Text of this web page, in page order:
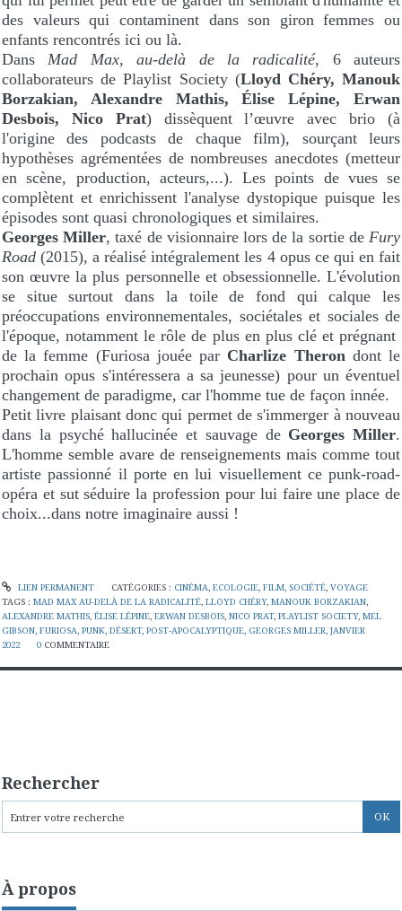
des valeurs qui contaminent dans son giron femmes ou
enfants rencontrés ici ou là.
DansMad Max, au-delà de la radicalité, 6 auteurs
collaborateurs de Playlist Society (Lloyd Chéry, Manouk
Borzakian, Alexandre Mathis, Élise Lépine, Erwan
Desbois, Nico Prat) dissèquent l’œuvre avec brio (à
l'origine des podcasts de chaque film), sourçant leurs
hypothèses agrémentées de nombreuses anecdotes (metteur
en scène, production, acteurs,...). Les points de vues se
complètent et enrichissent l'analyse dystopique puisque les
épisodes sont quasi chronologiques et similaires.
Georges Miller, taxé de visionnaire lors de la sortie deFury
Road (2015), a réalisé intégralement les 4 opus ce qui en fait
son œuvre la plus personnelle et obsessionnelle. L'évolution
se situe surtout dans la toile de fond qui calque les
préoccupations environnementales, sociétales et sociales de
l'époque, notamment le rôle de plus en plus clé et prégnant
de la femme (Furiosa jouée par Charlize Therondont le
prochain opus s'intéressera a sa jeunesse) pour un éventuel
changement de paradigme, car l'homme tue de façon innée.
Petit livre plaisant donc qui permet de s'immerger à nouveau
dans la psyché hallucinée et sauvage de Georges Miller.
L'homme semble avare de renseignements mais comme tout
artiste passionné il porte en lui visuellement ce punk-road-
opéra et sut séduire la profession pour lui faire une place de
choix...dans notre imaginaire aussi !
LIEN PERMANENT CATÉGORIES : CINÉMA, ECOLOGIE, FILM, SOCIÉTÉ, VOYAGE
TAGS : MAD MAX AU-DELÀ DE LA RADICALITÉ, LLOYD CHÉRY, MANOUK BORZAKIAN,
ALEXANDRE MATHIS, ÉLISE LÉPINE, ERWAN DESBOIS, NICO PRAT, PLAYLIST SOCIETY, MEL
GIBSON, FURIOSA, PUNK, DÉSERT, POST-APOCALYPTIQUE, GEORGES MILLER, JANVIER
2022
0 COMMENTAIRE
Rechercher
À propos